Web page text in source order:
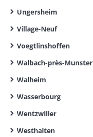
Ungersheim
Village-Neuf
Voegtlinshoffen
Walbach-près-Munster
Walheim
Wasserbourg
Wentzwiller
Westhalten